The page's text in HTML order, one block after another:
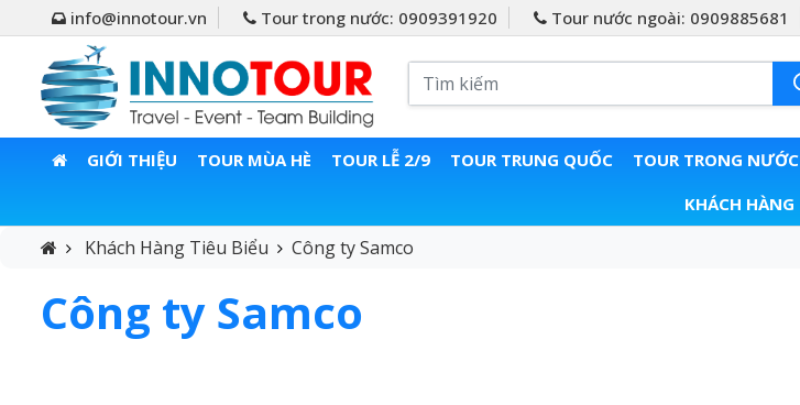
info@innotour.vn Tour trong nước: 0909391920 Tour nước ngoài: 0909885681
GIỚI THIỆU TOUR MÙA HÈ TOUR LỄ 2/9 TOUR TRUNG QUỐC TOUR TRONG NƯỚC
KHÁCH HÀNG
Khách Hàng Tiêu Biểu Công ty Samco
Công ty Samco